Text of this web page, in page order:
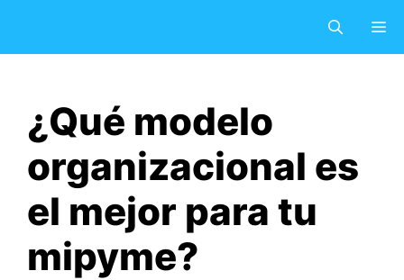
contenido
¿Qué modelo
organizacional es
el mejor para tu
mipyme?